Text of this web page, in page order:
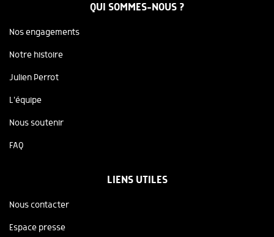
QUI SOMMES-NOUS ?
Nos engagements
Notre histoire
Julien Perrot
L'équipe
Nous soutenir
FAQ
LIENS UTILES
Nous contacter
Espace presse